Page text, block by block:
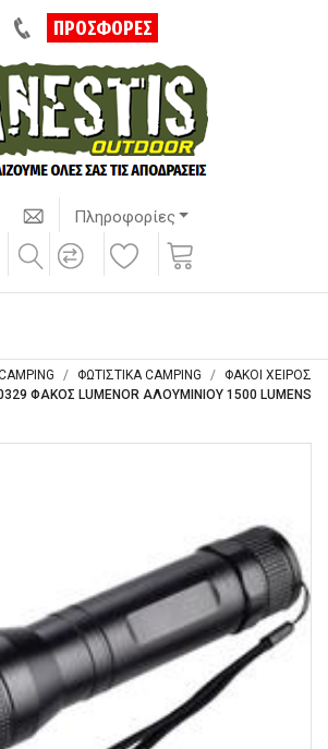
ΠΡΟΣΦΟΡΕΣ
Πληροφορίες
ΦΩΤΙΣΤΙΚΑ CAMPING
ΦΑΚΟΙ ΧΕΙΡΟΣ
ΦΑΚΟΣ LUMENOR ΑΛΟΥΜΙΝΙΟΥ 1500 LUMENS